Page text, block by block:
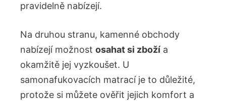
pravidelně nabízejí.
Na druhou stranu, kamenné obchody
nabízejí možnost osahat si zboží a
okamžitě jej vyzkoušet. U
samonafukovacích matrací je to důležité,
protože si můžete ověřit jejich komfort a